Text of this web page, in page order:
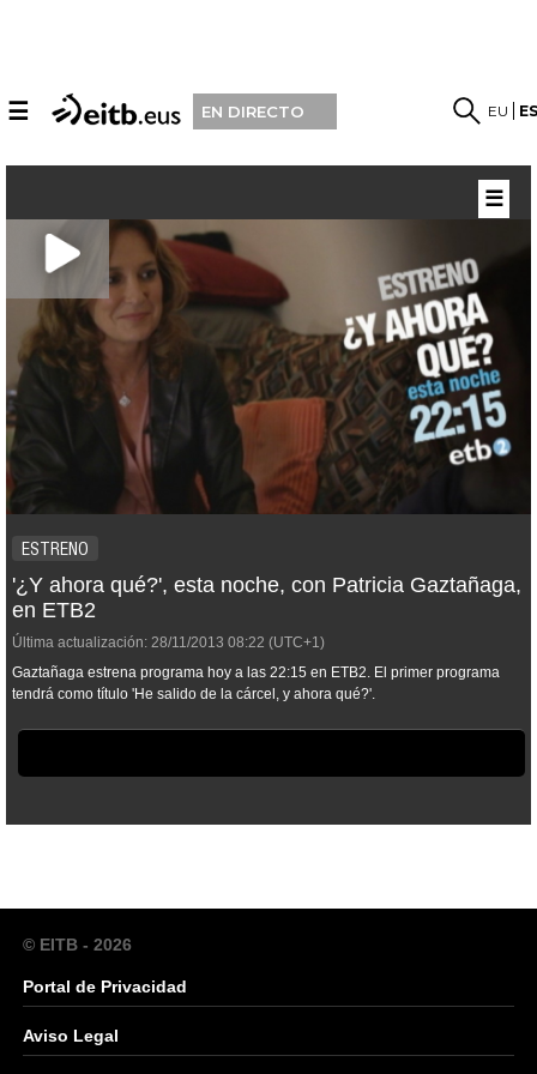
☰ EN DIRECTO EU
ESTRENO
'¿Y ahora qué?', esta noche, con Patricia Gaztañaga,
en ETB2
Última actualización: 28/11/2013 08:22 (UTC+1)
Gaztañaga estrena programa hoy a las 22:15 en ETB2. El primer programa
tendrá como título 'He salido de la cárcel, y ahora qué?'.
☰
© EITB - 2026
Portal de Privacidad
Aviso Legal